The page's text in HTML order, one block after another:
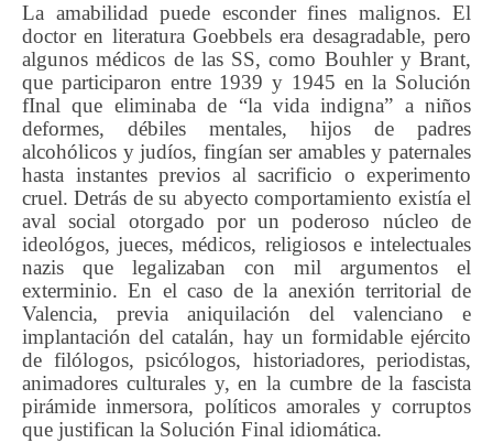
La amabilidad puede esconder fines malignos. El
doctor en literatura Goebbels era desagradable, pero
algunos médicos de las SS, como Bouhler y Brant,
que participaron entre 1939 y 1945 en la Solución
fInal que eliminaba de “la vida indigna” a niños
deformes, débiles mentales, hijos de padres
alcohólicos y judíos, fingían ser amables y paternales
hasta instantes previos al sacrificio o experimento
cruel. Detrás de su abyecto comportamiento existía el
aval social otorgado por un poderoso núcleo de
ideológos, jueces, médicos, religiosos e intelectuales
nazis que legalizaban con mil argumentos el
exterminio. En el caso de la anexión territorial de
Valencia, previa aniquilación del valenciano e
implantación del catalán, hay un formidable ejército
de filólogos, psicólogos, historiadores, periodistas,
animadores culturales y, en la cumbre de la fascista
pirámide inmersora, políticos amorales y corruptos
que justifican la Solución Final idiomática.